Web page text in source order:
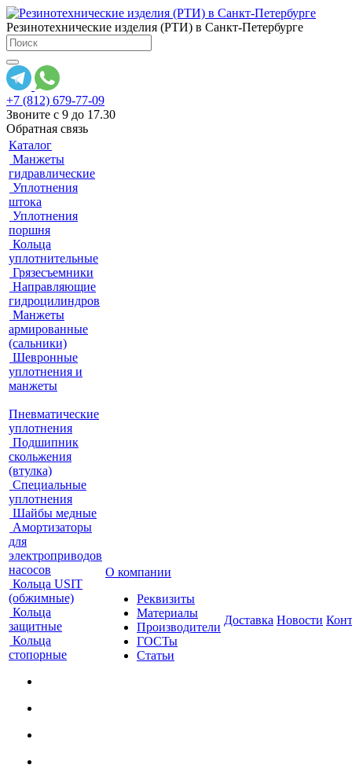
Резинотехнические изделия (РТИ) в Санкт-Петербурге
+7 (812) 679-77-09
Звоните с 9 до 17.30
Обратная связь
Каталог
Манжеты
гидравлические
Уплотнения
штока
Уплотнения
поршня
Кольца
уплотнительные
Грязесъемники
Направляющие
гидроцилиндров
Манжеты
армированные
(сальники)
Шевронные
уплотнения и
манжеты
Пневматические
уплотнения
Подшипник
скольжения
(втулка)
Специальные
уплотнения
Шайбы медные
Амортизаторы
для
электроприводов
насосов
Кольца USIT
(обжимные)
Кольца
защитные
Кольца
стопорные
О компании
Реквизиты
Материалы
Производители
ГОСТы
Статьи
Доставка Новости